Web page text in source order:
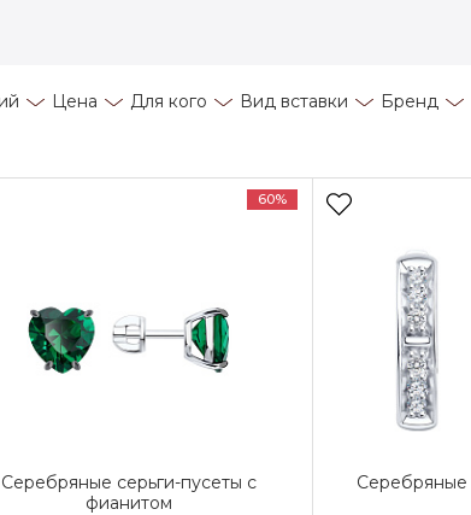
Цена Для кого Вид вставки Бренд
60%
Серебряные серьги-пусеты с
фианитом
Серебряные